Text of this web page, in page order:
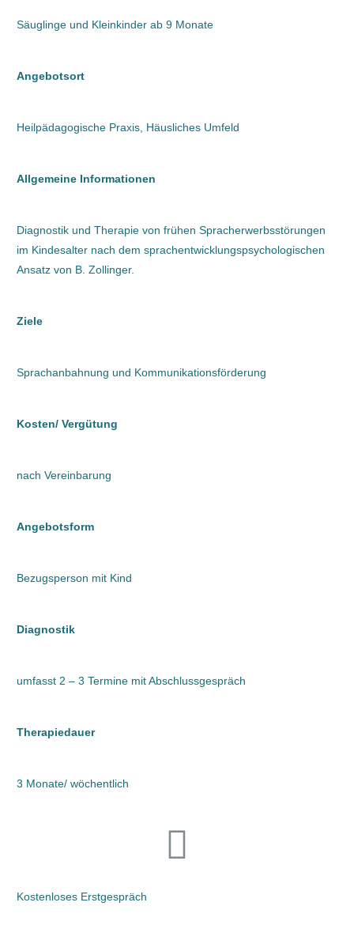
Säuglinge und Kleinkinder ab 9 Monate
Angebotsort
Heilpädagogische Praxis, Häusliches Umfeld
Allgemeine Informationen
Diagnostik und Therapie von frühen Spracherwerbsstörungen
im Kindesalter nach dem sprachentwicklungspsychologischen
Ansatz von B. Zollinger.
Ziele
Sprachanbahnung und Kommunikationsförderung
Kosten/ Vergütung
nach Vereinbarung
Angebotsform
Bezugsperson mit Kind
Diagnostik
umfasst 2 – 3 Termine mit Abschlussgespräch
Therapiedauer
3 Monate/ wöchentlich
Kostenloses Erstgespräch